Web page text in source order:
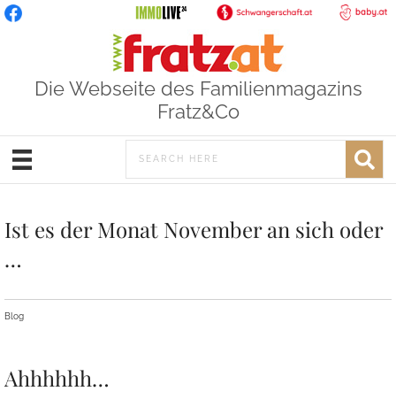
Die Webseite des Familienmagazins
Fratz&Co
Ist es der Monat November an sich oder
…
Blog
Ahhhhhh…